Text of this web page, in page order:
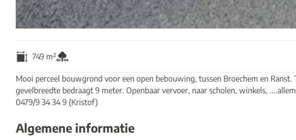
749 m²
Mooi perceel bouwgrond voor een open bebouwing, tussen Broechem en Ranst.
gevelbreedte bedraagt 9 meter. Openbaar vervoer, naar scholen, winkels,
0479/9 34 34 9 (Kristof)
Algemene informatie